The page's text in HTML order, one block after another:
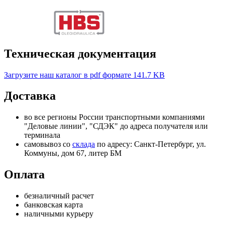
Техническая документация
Загрузите наш каталог в pdf формате 141.7 KB
Доставка
во все регионы России транспортными компаниями
"Деловые линии", "СДЭК" до адреса получателя или
терминала
самовывоз со склада по адресу: Санкт-Петербург, ул.
Коммуны, дом 67, литер БМ
Оплата
безналичный расчет
банковская карта
наличными курьеру